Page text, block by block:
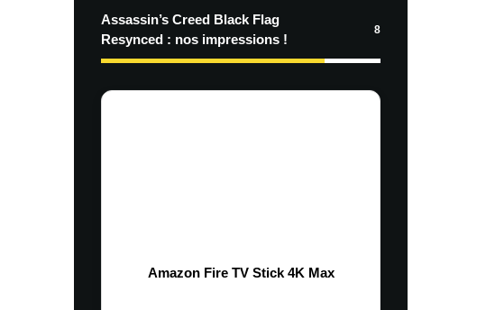
Assassin’s Creed Black Flag
Resynced : nos impressions !
8
Amazon Fire TV Stick 4K Max